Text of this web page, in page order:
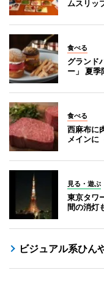
ムスリッ
食べる
グランド
ー」 夏季
食べる
西麻布に
メインに
見る・遊ぶ
東京タワ
間の消灯
ビジュアル系ひん